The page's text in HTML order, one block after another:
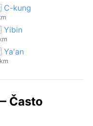
kung
Často